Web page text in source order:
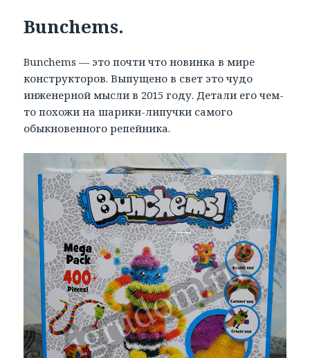
Bunchems.
Bunchems — это почти что новинка в мире
конструкторов. Выпущено в свет это чудо
инженерной мысли в 2015 году. Детали его чем-
то похожи на шарики-липучки самого
обыкновенного репейника.